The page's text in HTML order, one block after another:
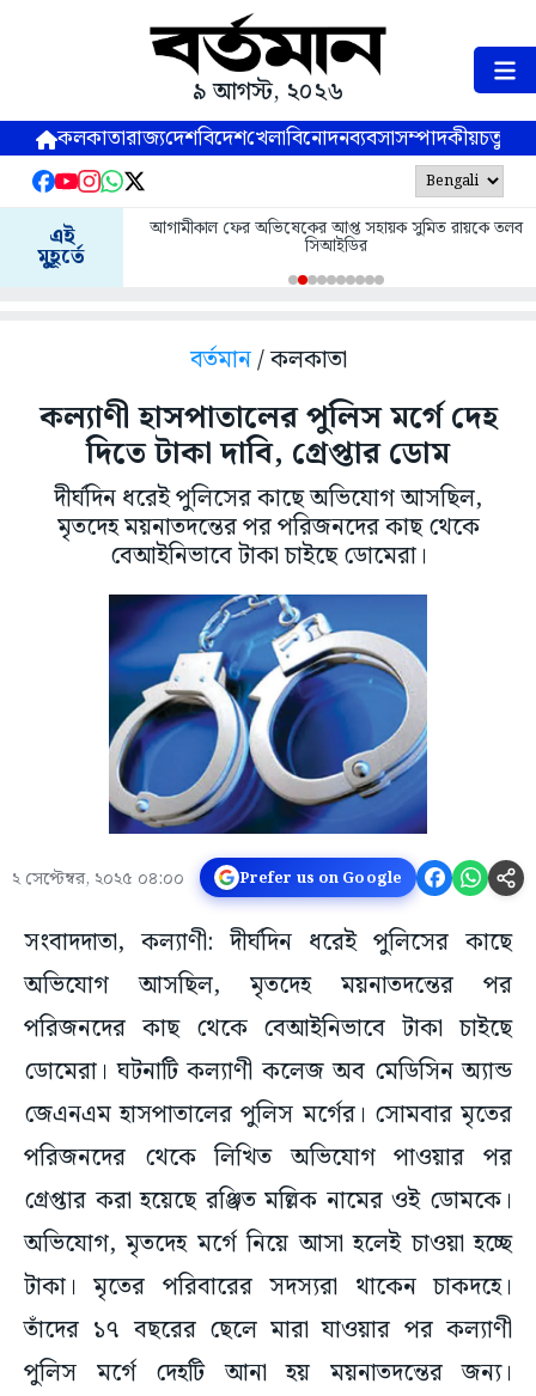
৯ আগস্ট, ২০২৬
কলকাতারাজ্যদেশবিদেশখেলাবিনোদনব্যবসাসম্পাদকীয়
এই
মুহূর্তে
আগামীকাল ফের অভিষেকের আপ্ত সহায়ক সুমিত রায়কে তলব
সিআইডির
বর্তমান/ কলকাতা
কল্যাণী হাসপাতালের পুলিস মর্গে দেহ
দিতে টাকা দাবি, গ্রেপ্তার ডোম
দীর্ঘদিন ধরেই পুলিসের কাছে অভিযোগ আসছিল,
মৃতদেহ ময়নাতদন্তের পর পরিজনদের কাছ থেকে
বেআইনিভাবে টাকা চাইছে ডোমেরা।
২ সেপ্টেম্বর, ২০২৫ ০৪:০০ Prefer us on Google
সংবাদদাতা, কল্যাণী: দীর্ঘদিন ধরেই পুলিসের কাছে
অভিযোগ আসছিল, মৃতদেহ ময়নাতদন্তের পর
পরিজনদের কাছ থেকে বেআইনিভাবে টাকা চাইছে
ডোমেরা। ঘটনাটি কল্যাণী কলেজ অব মেডিসিন অ্যান্ড
জেএনএম হাসপাতালের পুলিস মর্গের‌। সোমবার মৃতের
পরিজনদের থেকে লিখিত অভিযোগ পাওয়ার পর
গ্রেপ্তার করা হয়েছে রঞ্জিত মল্লিক নামের ওই ডোমকে।
অভিযোগ, মৃতদেহ মর্গে নিয়ে আসা হলেই চাওয়া হচ্ছে
টাকা। মৃতের পরিবারের সদস্যরা থাকেন চাকদহে।
তাঁদের ১৭ বছরের ছেলে মারা যাওয়ার পর কল্যাণী
পুলিস মর্গে দেহটি আনা হয় ময়নাতদন্তের জন্য।